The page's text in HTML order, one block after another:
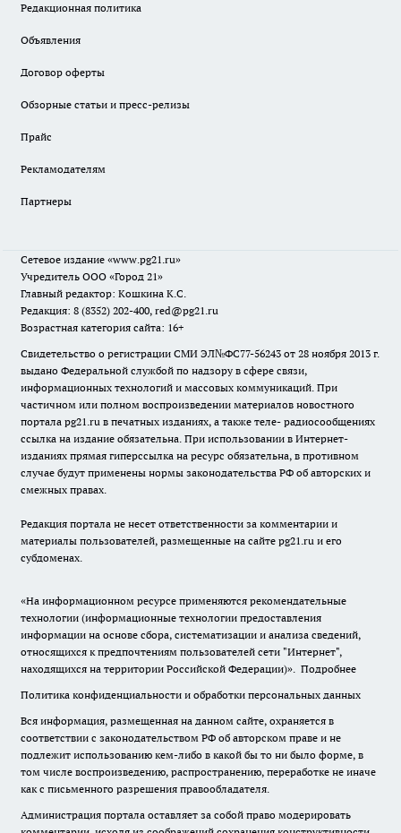
Редакционная политика
Объявления
Договор оферты
Обзорные статьи и пресс-релизы
Прайс
Рекламодателям
Партнеры
Сетевое издание «www.pg21.ru»
Учредитель ООО «Город 21»
Главный редактор: Кошкина К.С.
Редакция: 8 (8352) 202-400, red@pg21.ru
Возрастная категория сайта: 16+
Свидетельство о регистрации СМИ ЭЛ№ФС77-56243 от 28 ноября 2013 г.
выдано Федеральной службой по надзору в сфере связи,
информационных технологий и массовых коммуникаций. При
частичном или полном воспроизведении материалов новостного
портала pg21.ru в печатных изданиях, а также теле- радиосообщениях
ссылка на издание обязательна. При использовании в Интернет-
изданиях прямая гиперссылка на ресурс обязательна, в противном
случае будут применены нормы законодательства РФ об авторских и
смежных правах.
Редакция портала не несет ответственности за комментарии и
материалы пользователей, размещенные на сайте pg21.ru и его
субдоменах.
«На информационном ресурсе применяются рекомендательные
технологии (информационные технологии предоставления
информации на основе сбора, систематизации и анализа сведений,
относящихся к предпочтениям пользователей сети "Интернет",
находящихся на территории Российской Федерации)». Подробнее
Политика конфиденциальности и обработки персональных данных
Вся информация, размещенная на данном сайте, охраняется в
соответствии с законодательством РФ об авторском праве и не
подлежит использованию кем-либо в какой бы то ни было форме, в
том числе воспроизведению, распространению, переработке не иначе
как с письменного разрешения правообладателя.
Администрация портала оставляет за собой право модерировать